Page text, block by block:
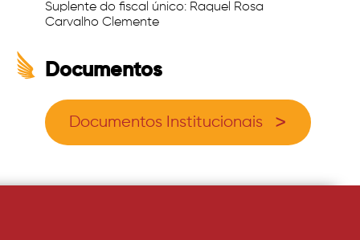
Suplente do fiscal único: Raquel Rosa
Carvalho Clemente
Documentos
Documentos Institucionais